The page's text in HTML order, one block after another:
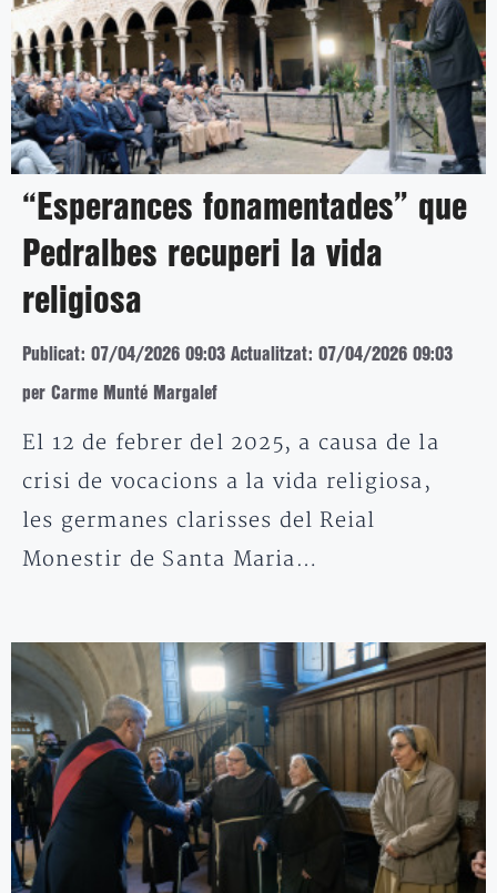
“Esperances fonamentades” que
Pedralbes recuperi la vida
religiosa
Publicat: 07/04/2026 09:03 Actualitzat: 07/04/2026 09:03
per Carme Munté Margalef
El 12 de febrer del 2025, a causa de la
crisi de vocacions a la vida religiosa,
les germanes clarisses del Reial
Monestir de Santa Maria…